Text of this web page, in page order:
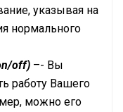
указывая на
нормального
off) –- Вы
работу Вашего
можно его